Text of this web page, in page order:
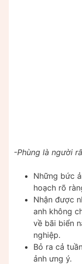
-Phùng là người
Những bức
hoạch rõ
Nhận được
anh không
về bãi biển
nghiệp.
Bỏ ra cả
ảnh ưng ý.